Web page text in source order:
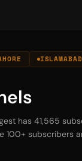
ISLAMABAD
has 41,565
100+